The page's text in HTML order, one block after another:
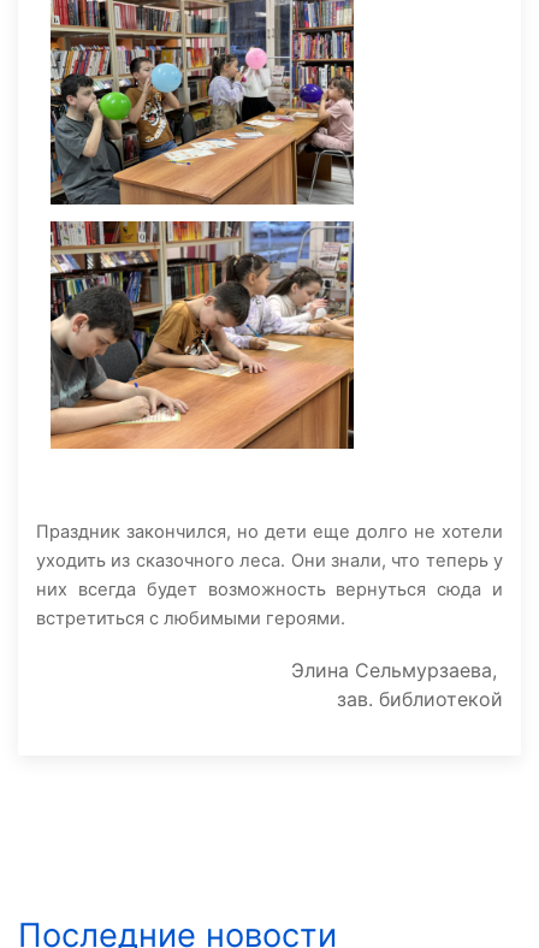
Праздник закончился, но дети еще долго не хотели
уходить из сказочного леса. Они знали, что теперь у
них всегда будет возможность вернуться сюда и
встретиться с любимыми героями.
Элина Сельмурзаева,
зав. библиотекой
Последние новости